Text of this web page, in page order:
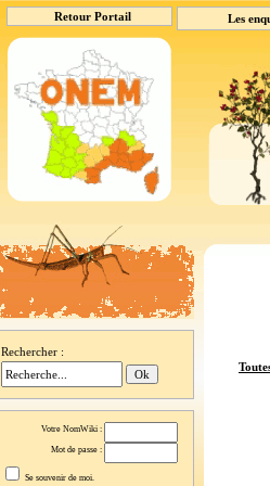
Retour Portail Les
Rechercher :
Votre NomWiki :
Mot de passe :
Se souvenir de moi.